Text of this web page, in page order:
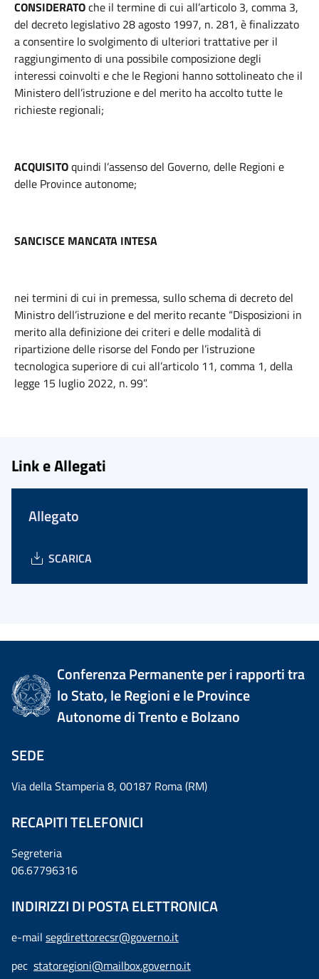
CONSIDERATOche il termine di cui all’articolo 3, comma 3,
del decreto legislativo 28 agosto 1997, n. 281, è finalizzato
a consentire lo svolgimento di ulteriori trattative per il
raggiungimento di una possibile composizione degli
interessi coinvolti e che le Regioni hanno sottolineato che il
Ministero dell’istruzione e del merito ha accolto tutte le
richieste regionali;
ACQUISITOquindi l’assenso del Governo, delle Regioni e
delle Province autonome;
SANCISCE MANCATA INTESA
nei termini di cui in premessa, sullo schema di decreto del
Ministro dell’istruzione e del merito recante “Disposizioni in
merito alla definizione dei criteri e delle modalità di
ripartizione delle risorse del Fondo per l’istruzione
tecnologica superiore di cui all’articolo 11, comma 1, della
legge 15 luglio 2022, n. 99”.
Link e Allegati
Allegato
SCARICA
Conferenza Permanente per i rapporti tra
lo Stato, le Regioni e le Province
Autonome di Trento e Bolzano
SEDE
Via della Stamperia 8, 00187 Roma (RM)
RECAPITI TELEFONICI
Segreteria
06.67796316
INDIRIZZI DI POSTA ELETTRONICA
e-mail segdirettorecsr@governo.it
pec statoregioni@mailbox.governo.it